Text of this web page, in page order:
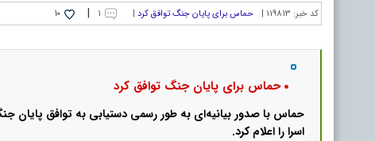
کد خبر: 119813 | حماس برای پایان جنگ توافق کرد | ۱ |
10
حماس برای پایان جنگ توافق کرد
حماس با صدور بیانیه‌ای به طور رسمی دستیابی به توافق پایان
اسرا را اعلام کرد.